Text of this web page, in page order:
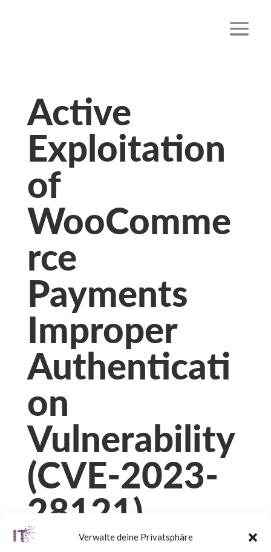
Verwalte deine Privatsphäre
Active
Exploitation
of
WooComme
rce
Payments
Improper
Authenticati
on
Vulnerability
(CVE-2023-
28121)
von